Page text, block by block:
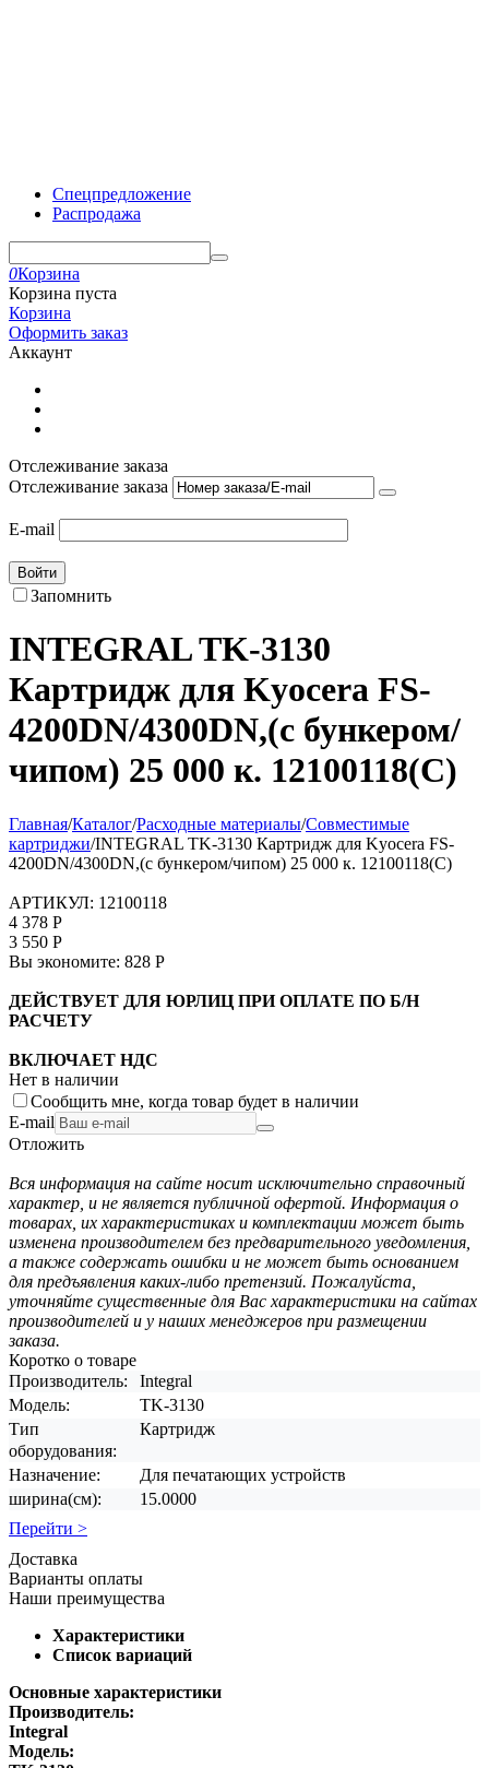
Спецпредложение
Распродажа
0Корзина
Корзина пуста
Корзина
Оформить заказ
Аккаунт
Отслеживание заказа
Отслеживание заказа
E-mail
Войти
Запомнить
INTEGRAL TK-3130
Картридж для Kyocera FS-
4200DN/4300DN,(с бункером/
чипом) 25 000 к. 12100118(C)
Главная/Каталог/Расходные материалы/Совместимые
картриджи/INTEGRAL TK-3130 Картридж для Kyocera FS-
4200DN/4300DN,(с бункером/чипом) 25 000 к. 12100118(C)
АРТИКУЛ: 12100118
4 378 Р
3 550 Р
Вы экономите: 828 Р
ДЕЙСТВУЕТ ДЛЯ ЮРЛИЦ ПРИ ОПЛАТЕ ПО Б/Н
РАСЧЕТУ
ВКЛЮЧАЕТ НДС
Нет в наличии
Сообщить мне, когда товар будет в наличии
E-mail
Отложить
Вся информация на сайте носит исключительно справочный
характер, и не является публичной офертой. Информация о
товарах, их характеристиках и комплектации может быть
изменена производителем без предварительного уведомления,
а также содержать ошибки и не может быть основанием
для предъявления каких-либо претензий. Пожалуйста,
уточняйте существенные для Вас характеристики на сайтах
производителей и у наших менеджеров при размещении
заказа.
Коротко о товаре
Производитель:
Integral
Модель:
TK-3130
Тип
оборудования:
Картридж
Назначение:
Для печатающих устройств
ширина(см):
15.0000
Перейти >
Доставка
Варианты оплаты
Наши преимущества
Характеристики
Список вариаций
Основные характеристики
Производитель:
Integral
Модель: